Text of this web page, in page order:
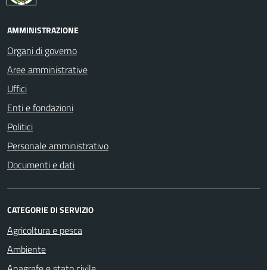
AMMINISTRAZIONE
Organi di governo
Aree amministrative
Uffici
Enti e fondazioni
Politici
Personale amministrativo
Documenti e dati
CATEGORIE DI SERVIZIO
Agricoltura e pesca
Ambiente